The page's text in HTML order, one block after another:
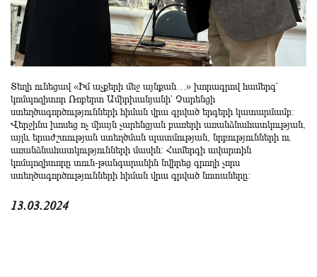
Տեղի ունեցավ «Իմ աչքերի մեջ այնքան…» խորագրով համերգ՝
կոմպոզիտոր Ռոբերտ Ամիրխանյանի՝ Չարենցի
ստեղծագործությունների հիման վրա գրված երգերի կատարմամբ:
Վերջինս խոսեց ոչ միայն չարենցյան բառերի առանձնահատկության,
այլև երաժշտության ստեղծման պատմության, նրբությունների ու
առանձնահատկությունների մասին: Համերգի ավարտին
կոմպոզիտորը տուն-թանգարանին նվիրեց գրողի չորս
ստեղծագործությունների հիման վրա գրված նոտաները:
13.03.2024